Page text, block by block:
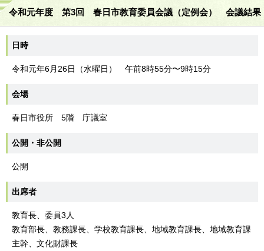
令和元年度 第3回 春日市教育委員会議（定例会） 会議結果
日時
令和元年6月26日（水曜日） 午前8時55分〜9時15分
会場
春日市役所 5階 庁議室
公開・非公開
公開
出席者
教育長、委員3人
教育部長、教務課長、学校教育課長、地域教育課長、地域教育課
主幹、文化財課長